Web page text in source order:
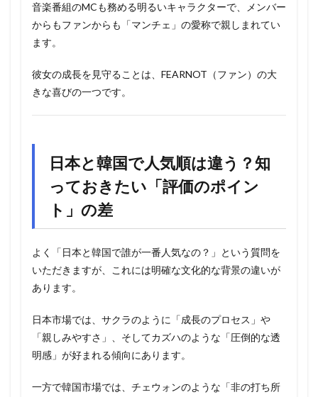
音楽番組のMCも務める明るいキャラクターで、メンバー
からもファンからも「マンチェ」の愛称で親しまれてい
ます。
彼女の成長を見守ることは、FEARNOT（ファン）の大
きな喜びの一つです。
日本と韓国で人気順は違う？知
っておきたい「評価のポイン
ト」の差
よく「日本と韓国で誰が一番人気なの？」という質問を
いただきますが、これには明確な文化的な背景の違いが
あります。
日本市場では、サクラのように「成長のプロセス」や
「親しみやすさ」、そしてカズハのような「圧倒的な透
明感」が好まれる傾向にあります。
一方で韓国市場では、チェウォンのような「非の打ち所